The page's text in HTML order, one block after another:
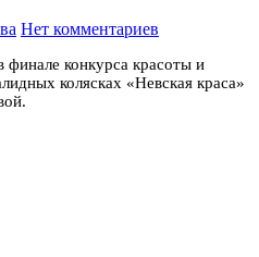
Нет комментариев
конкурса красоты и
колясках «Невская краса»